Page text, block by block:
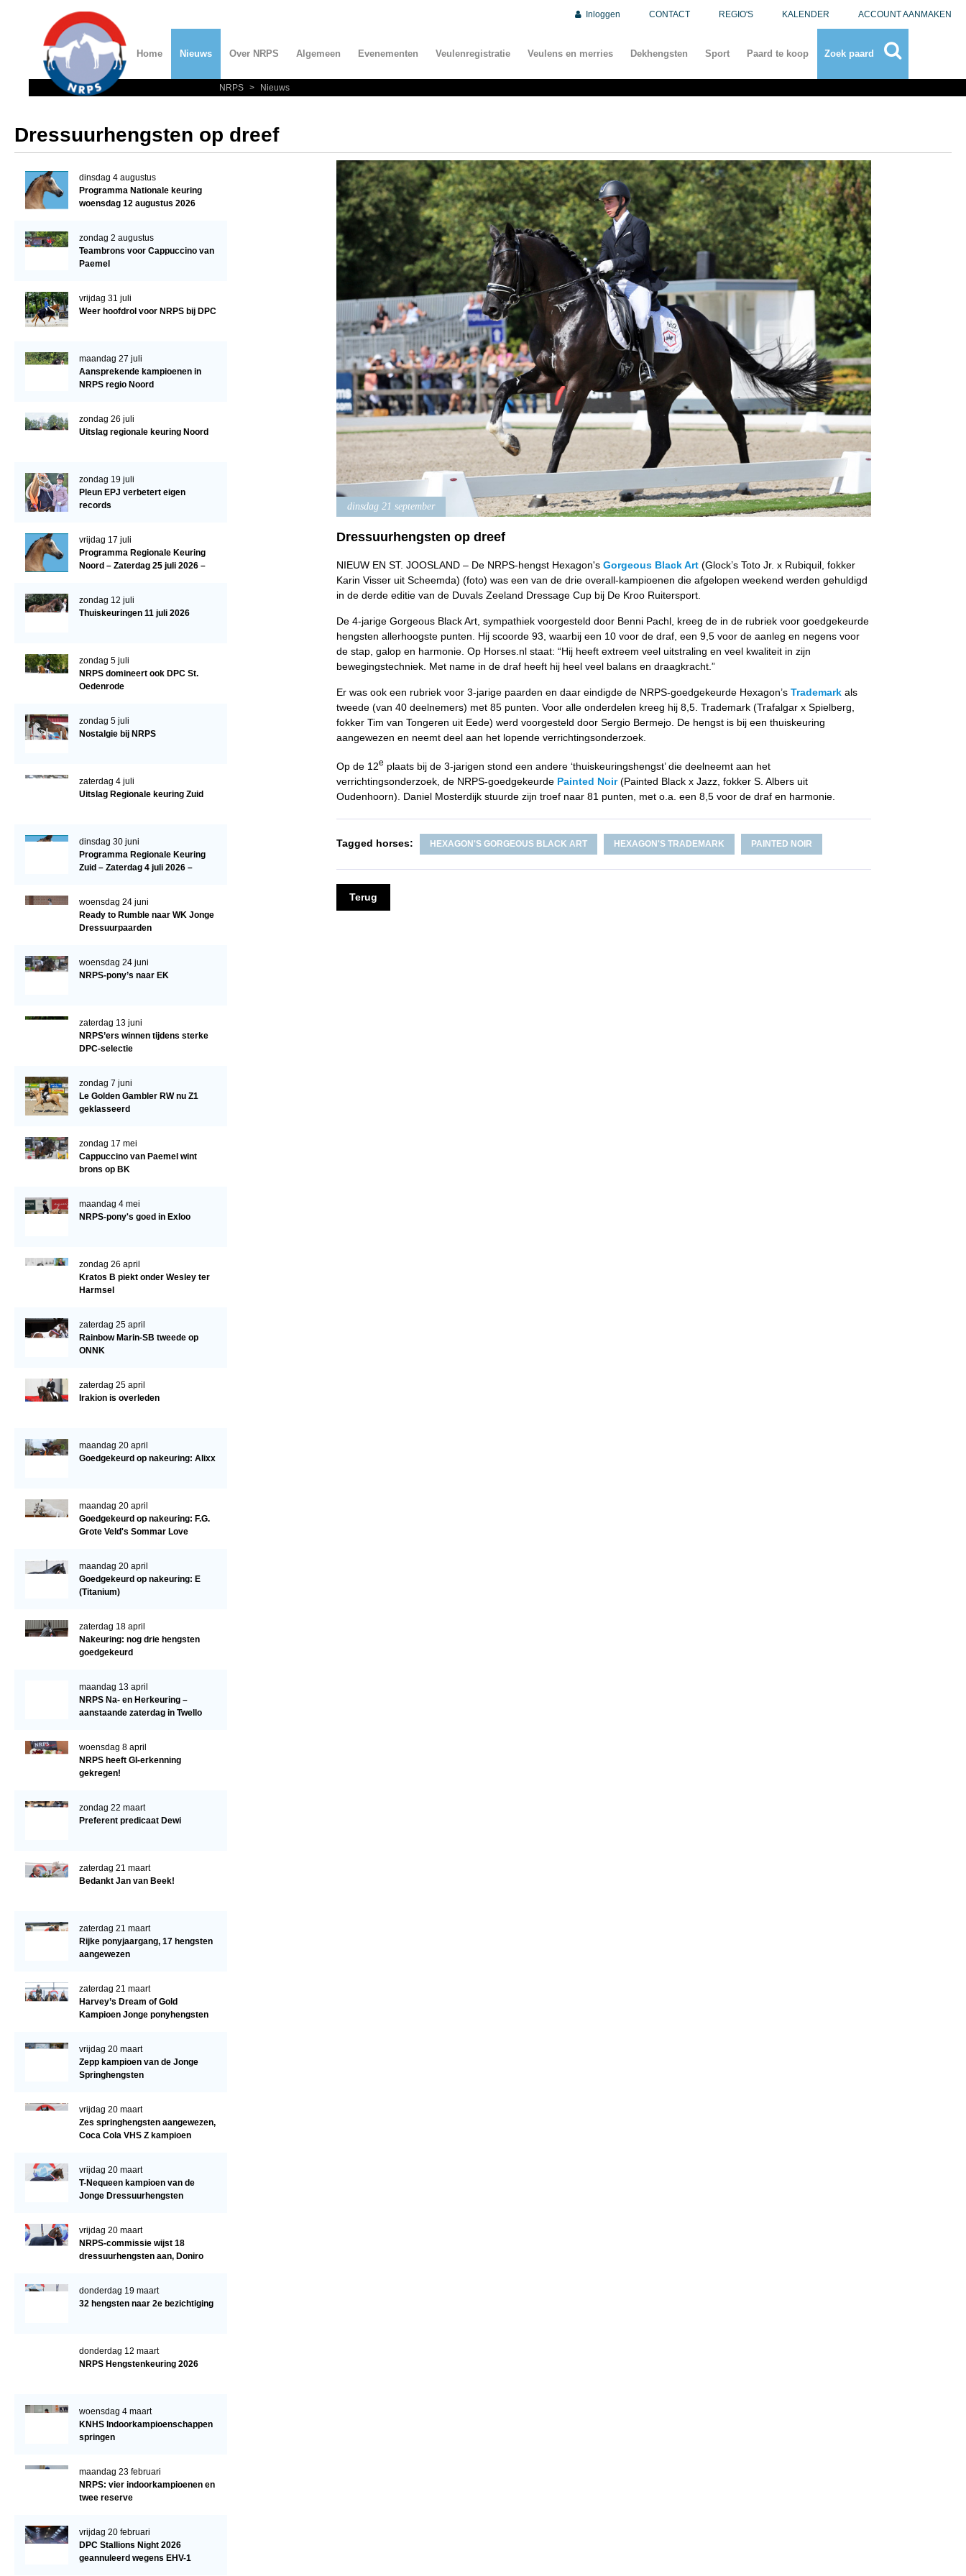
Inloggen CONTACT REGIO'S KALENDER ACCOUNT AANMAKEN
Home Nieuws Over NRPS Algemeen Evenementen Veulenregistratie Veulens en merries Dekhengsten Sport Paard te koop Zoek paard
Over NRPS
Lidmaatschap NRPS
Lid worden
Statuten en reglementen
Privacyverklaring
Algemeen
Import registratie
I&R Registratie
Animal Health Regulation
Marktplaats
Tarievenlijst
Veel gestelde vragen
NRPS Select Sale
Hengstenkeuring
Late Veulenkeuring
Sport
Wereldkampioenschap Jonge Paarden
Evenementen
Arabissimo
Veulens en merries
Zoek een NRPS paard
Informatie aan je paard of pony toevoegen
Onze fokkerij
Fokkerij informatie
Fokprogramma's en registratie
Veulen registratie
Predicaten
Cornage
WBSFH
Zoek een hengst
Hengstenselectie
Informatie Hengstenkeuring
Verrichtingsonderzoek NRPS
Verrichtingsonderzoek 2025-2026
Verrichtingsonderzoek 2024-2025
Verrichtingsonderzoek 2023-2024
Verrichtingsonderzoek 2021-2022
Verrichtingsonderzoek 2020-2021
Verrichtingsonderzoek 2019-2020
Bestuur Regio Noord
Regio West
Regio Zuid
Bestuur Regio Zuid
ACCOUNT AANMAKEN
NRPS > Nieuws
Dressuurhengsten op dreef
dinsdag 21 september
Dressuurhengsten op dreef
NIEUW EN ST. JOOSLAND – De NRPS-hengst Hexagon's Gorgeous Black Art(Glock’s Toto Jr. x Rubiquil, fokker
Karin Visser uit Scheemda) (foto) was een van de drie overall-kampioenen die afgelopen weekend werden gehuldigd
in de derde editie van de Duvals Zeeland Dressage Cup bij De Kroo Ruitersport.
De 4-jarige Gorgeous Black Art, sympathiek voorgesteld door Benni Pachl, kreeg de in de rubriek voor goedgekeurde
hengsten allerhoogste punten. Hij scoorde 93, waarbij een 10 voor de draf, een 9,5 voor de aanleg en negens voor
de stap, galop en harmonie. Op Horses.nl staat: “Hij heeft extreem veel uitstraling en veel kwaliteit in zijn
bewegingstechniek. Met name in de draf heeft hij heel veel balans en draagkracht.”
Er was ook een rubriek voor 3-jarige paarden en daar eindigde de NRPS-goedgekeurde Hexagon’s Trademarkals
tweede (van 40 deelnemers) met 85 punten. Voor alle onderdelen kreeg hij 8,5. Trademark (Trafalgar x Spielberg,
fokker Tim van Tongeren uit Eede) werd voorgesteld door Sergio Bermejo. De hengst is bij een thuiskeuring
aangewezen en neemt deel aan het lopende verrichtingsonderzoek.
Op de 12e plaats bij de 3-jarigen stond een andere ‘thuiskeuringshengst’ die deelneemt aan het
verrichtingsonderzoek, de NRPS-goedgekeurde Painted Noir(Painted Black x Jazz, fokker S. Albers uit
Oudenhoorn). Daniel Mosterdijk stuurde zijn troef naar 81 punten, met o.a. een 8,5 voor de draf en harmonie.
Tagged horses: HEXAGON'S GORGEOUS BLACK ART HEXAGON'S TRADEMARK PAINTED NOIR
Terug
dinsdag 4 augustus
Programma Nationale keuring
woensdag 12 augustus 2026
zondag 2 augustus
Teambrons voor Cappuccino van
Paemel
vrijdag 31 juli
Weer hoofdrol voor NRPS bij DPC
maandag 27 juli
Aansprekende kampioenen in
NRPS regio Noord
zondag 26 juli
Uitslag regionale keuring Noord
zondag 19 juli
Pleun EPJ verbetert eigen
records
vrijdag 17 juli
Programma Regionale Keuring
Noord – Zaterdag 25 juli 2026 –
zondag 12 juli
Thuiskeuringen 11 juli 2026
zondag 5 juli
NRPS domineert ook DPC St.
Oedenrode
zondag 5 juli
Nostalgie bij NRPS
zaterdag 4 juli
Uitslag Regionale keuring Zuid
dinsdag 30 juni
Programma Regionale Keuring
Zuid – Zaterdag 4 juli 2026 –
woensdag 24 juni
Ready to Rumble naar WK Jonge
Dressuurpaarden
woensdag 24 juni
NRPS-pony’s naar EK
zaterdag 13 juni
NRPS’ers winnen tijdens sterke
DPC-selectie
zondag 7 juni
Le Golden Gambler RW nu Z1
geklasseerd
zondag 17 mei
Cappuccino van Paemel wint
brons op BK
maandag 4 mei
NRPS-pony's goed in Exloo
zondag 26 april
Kratos B piekt onder Wesley ter
Harmsel
zaterdag 25 april
Rainbow Marin-SB tweede op
ONNK
zaterdag 25 april
Irakion is overleden
maandag 20 april
Goedgekeurd op nakeuring: Alixx
maandag 20 april
Goedgekeurd op nakeuring: F.G.
Grote Veld's Sommar Love
maandag 20 april
Goedgekeurd op nakeuring: E
(Titanium)
zaterdag 18 april
Nakeuring: nog drie hengsten
goedgekeurd
maandag 13 april
NRPS Na- en Herkeuring –
aanstaande zaterdag in Twello
woensdag 8 april
NRPS heeft GI-erkenning
gekregen!
zondag 22 maart
Preferent predicaat Dewi
zaterdag 21 maart
Bedankt Jan van Beek!
zaterdag 21 maart
Rijke ponyjaargang, 17 hengsten
aangewezen
zaterdag 21 maart
Harvey’s Dream of Gold
Kampioen Jonge ponyhengsten
vrijdag 20 maart
Zepp kampioen van de Jonge
Springhengsten
vrijdag 20 maart
Zes springhengsten aangewezen,
Coca Cola VHS Z kampioen
vrijdag 20 maart
T-Nequeen kampioen van de
Jonge Dressuurhengsten
vrijdag 20 maart
NRPS-commissie wijst 18
dressuurhengsten aan, Doniro
donderdag 19 maart
32 hengsten naar 2e bezichtiging
donderdag 12 maart
NRPS Hengstenkeuring 2026
woensdag 4 maart
KNHS Indoorkampioenschappen
springen
maandag 23 februari
NRPS: vier indoorkampioenen en
twee reserve
vrijdag 20 februari
DPC Stallions Night 2026
geannuleerd wegens EHV-1